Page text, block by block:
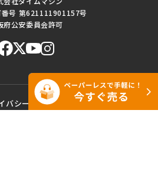
番号 第621111901157号
府公安委員会許可
バシーポリシー
ご利用規約